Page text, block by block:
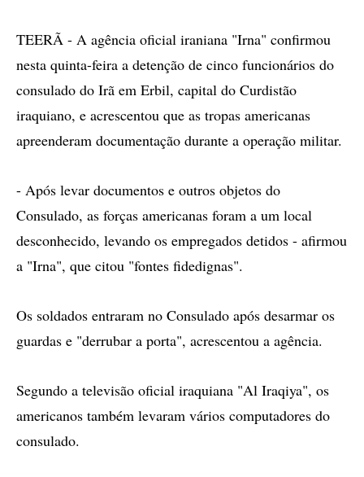
TEERÃ - A agência oficial iraniana "Irna" confirmou
nesta quinta-feira a detenção de cinco funcionários do
consulado do Irã em Erbil, capital do Curdistão
iraquiano, e acrescentou que as tropas americanas
apreenderam documentação durante a operação militar.
- Após levar documentos e outros objetos do
Consulado, as forças americanas foram a um local
desconhecido, levando os empregados detidos - afirmou
a "Irna", que citou "fontes fidedignas".
Os soldados entraram no Consulado após desarmar os
guardas e "derrubar a porta", acrescentou a agência.
Segundo a televisão oficial iraquiana "Al Iraqiya", os
americanos também levaram vários computadores do
consulado.